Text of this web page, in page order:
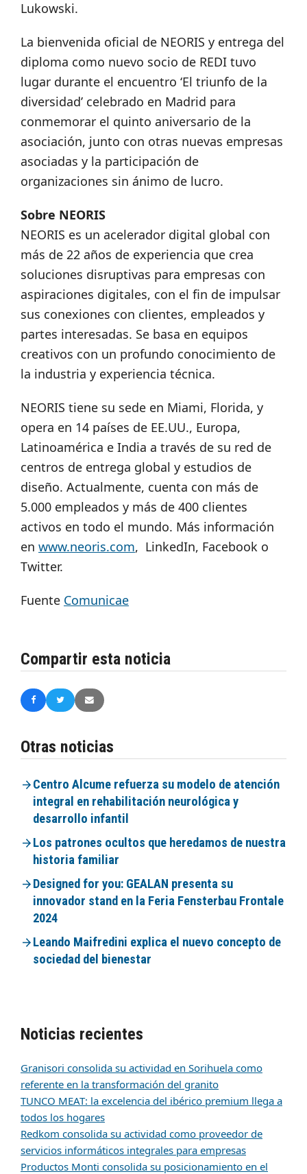
Lukowski.
La bienvenida oficial de NEORIS y entrega del
diploma como nuevo socio de REDI tuvo
lugar durante el encuentro ‘El triunfo de la
diversidad’ celebrado en Madrid para
conmemorar el quinto aniversario de la
asociación, junto con otras nuevas empresas
asociadas y la participación de
organizaciones sin ánimo de lucro.
Sobre NEORIS
NEORIS es un acelerador digital global con
más de 22 años de experiencia que crea
soluciones disruptivas para empresas con
aspiraciones digitales, con el fin de impulsar
sus conexiones con clientes, empleados y
partes interesadas. Se basa en equipos
creativos con un profundo conocimiento de
la industria y experiencia técnica.
NEORIS tiene su sede en Miami, Florida, y
opera en 14 países de EE.UU., Europa,
Latinoamérica e India a través de su red de
centros de entrega global y estudios de
diseño. Actualmente, cuenta con más de
5.000 empleados y más de 400 clientes
activos en todo el mundo. Más información
en www.neoris.com, LinkedIn, Facebook o
Twitter.
Fuente Comunicae
Compartir esta noticia
Otras noticias
Centro Alcume refuerza su modelo de atención
integral en rehabilitación neurológica y
desarrollo infantil
Los patrones ocultos que heredamos de nuestra
historia familiar
Designed for you: GEALAN presenta su
innovador stand en la Feria Fensterbau Frontale
2024
Leando Maifredini explica el nuevo concepto de
sociedad del bienestar
Noticias recientes
Granisori consolida su actividad en Sorihuela como
referente en la transformación del granito
TUNCO MEAT: la excelencia del ibérico premium llega a
todos los hogares
Redkom consolida su actividad como proveedor de
servicios informáticos integrales para empresas
Productos Monti consolida su posicionamiento en el